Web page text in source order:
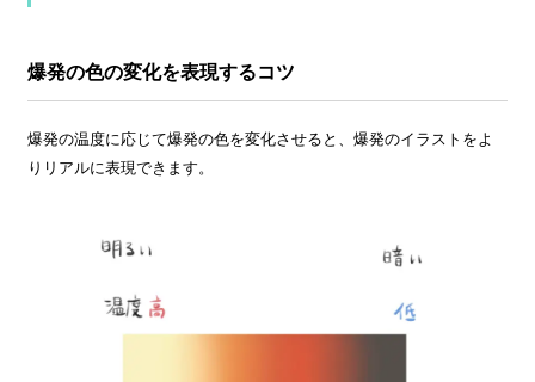
爆発の色の変化を表現するコツ
爆発の温度に応じて爆発の色を変化させると、爆発のイラストをよ
りリアルに表現できます。